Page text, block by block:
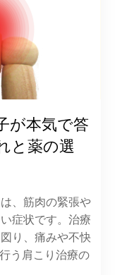
が本気で答
と薬の選
、筋肉の緊張や
症状です。治療
り、痛みや不快
う肩こり治療の